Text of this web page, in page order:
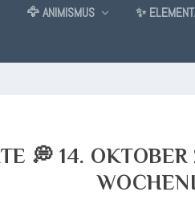
🦅 ANIMISMUS ✨
💭 14.